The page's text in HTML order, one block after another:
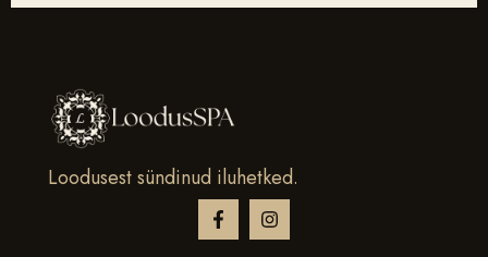
Loodusest sündinud iluhetked.